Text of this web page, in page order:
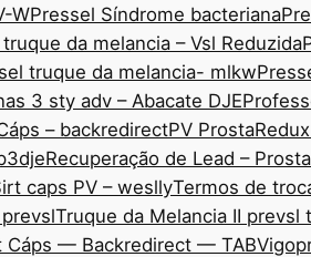
WPressel Síndrome bacteriana
da melancia – Vsl Reduzida
truque da melancia- mlkw
3 sty adv – Abacate DJE
– backredirectPV
Recuperação de Lead –
caps PV – wesllyTermos de
Truque da Melancia II prevsl
Cáps — Backredirect — TAB